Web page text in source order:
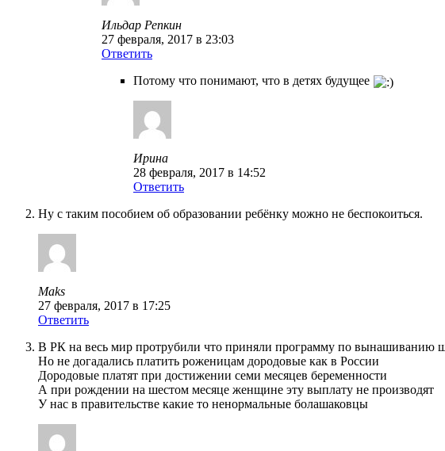
Ильдар Репкин
27 февраля, 2017 в 23:03
Ответить
Потому что понимают, что в детях будущее
Ирина
28 февраля, 2017 в 14:52
Ответить
Ну с таким пособием об образовании ребёнку можно не беспокоиться.
Maks
27 февраля, 2017 в 17:25
Ответить
В РК на весь мир протрубили что приняли программу по вынашиванию
Но не догадались платить роженицам дородовые как в России
Дородовые платят при достижении семи месяцев беременности
А при рождении на шестом месяце женщине эту выплату не производят
У нас в правительстве какие то ненормальные болашаковцы